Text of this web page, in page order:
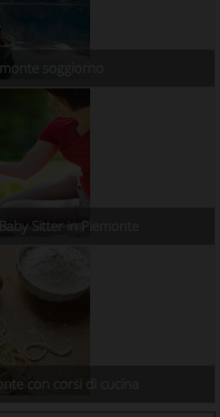
soggiorno
Sitter in Piemonte
con corsi di cucina